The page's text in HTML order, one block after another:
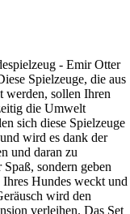
- Emir Otter
Spielzeuge, die aus
werden, sollen Ihren
die Umwelt
sich diese Spielzeuge
wird es dank der
und daran zu
sondern geben
Ihres Hundes weckt und
wird den
verleihen. Das Set